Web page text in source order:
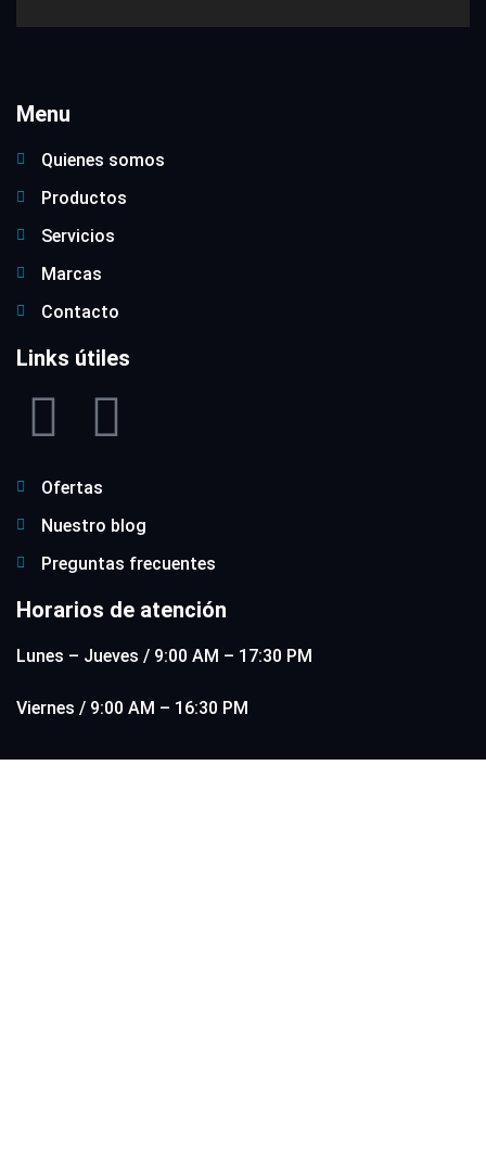
Menu
Quienes somos
Productos
Servicios
Marcas
Contacto
Links útiles
Ofertas
Nuestro blog
Preguntas frecuentes
Horarios de atención
Lunes – Jueves / 9:00 AM – 17:30 PM
Viernes / 9:00 AM – 16:30 PM